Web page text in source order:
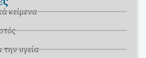
κείμενα
την υγεία